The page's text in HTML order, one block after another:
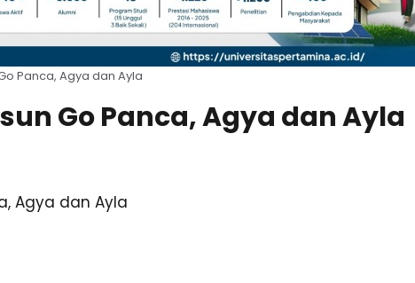
Panca, Agya dan Ayla
Go Panca, Agya dan Ayla